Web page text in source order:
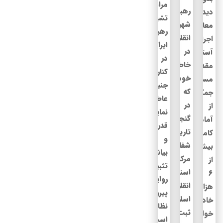
دیدگاه
معاون
اجرایی
آستان
مقدس
مسجد
جمکران
از
آماده‌باش
کامل
بیش
از
۶
هزار
خادم
خواهر
رهبر
شهید
انقلاب
در
خاطرات
خود
که
در
گنجینه
تاریخ
شفاهی
مرکز
اسناد
انقلاب
اسلامی
ثبت
مراسم
تشییع
رهبر
ایران
در
کنار
جنبه‌های
عاطفی،
نمایش
قدرت
و
بیانگر
تثبیت
روایت
پیروزی
نظام
است